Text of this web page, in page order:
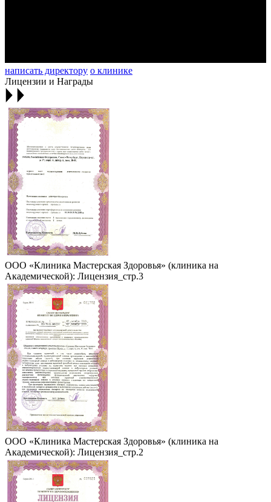
написать директору о клинике
Лицензии и Награды
ООО «Клиника Мастерская Здоровья» (клиника на
Академической): Лицензия_стр.3
ООО «Клиника Мастерская Здоровья» (клиника на
Академической): Лицензия_стр.2